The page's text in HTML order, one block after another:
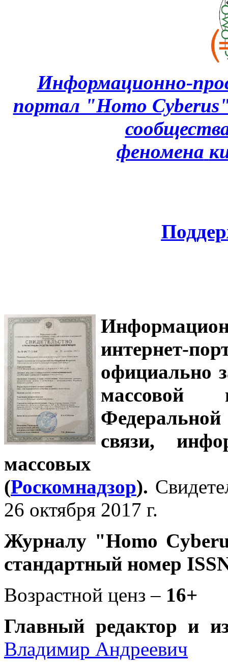
Информационно-
портал "Homo
феномена
интернет-
официально
связи,
массовых
(Роскомнадзор).
26 октября 2017 г.
Журналу "Homo
стандартный номер
Возрастной ценз – 16+
Главный редактор и
Владимир Андреевич